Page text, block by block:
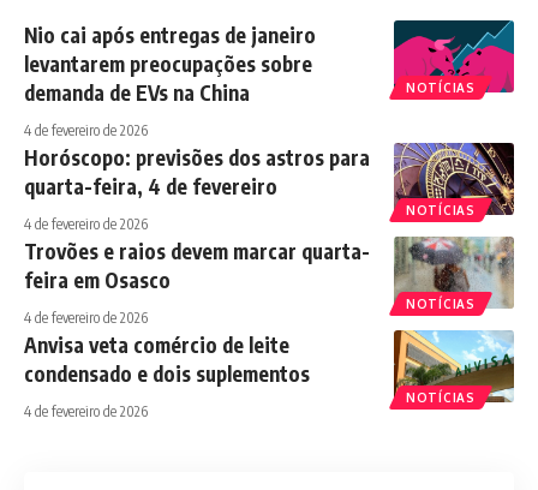
NOTÍCIAS
Nio cai após entregas de janeiro
levantarem preocupações sobre
demanda de EVs na China
4 de fevereiro de 2026
NOTÍCIAS
Horóscopo: previsões dos astros para
quarta-feira, 4 de fevereiro
4 de fevereiro de 2026
NOTÍCIAS
Trovões e raios devem marcar quarta-
feira em Osasco
4 de fevereiro de 2026
NOTÍCIAS
Anvisa veta comércio de leite
condensado e dois suplementos
4 de fevereiro de 2026